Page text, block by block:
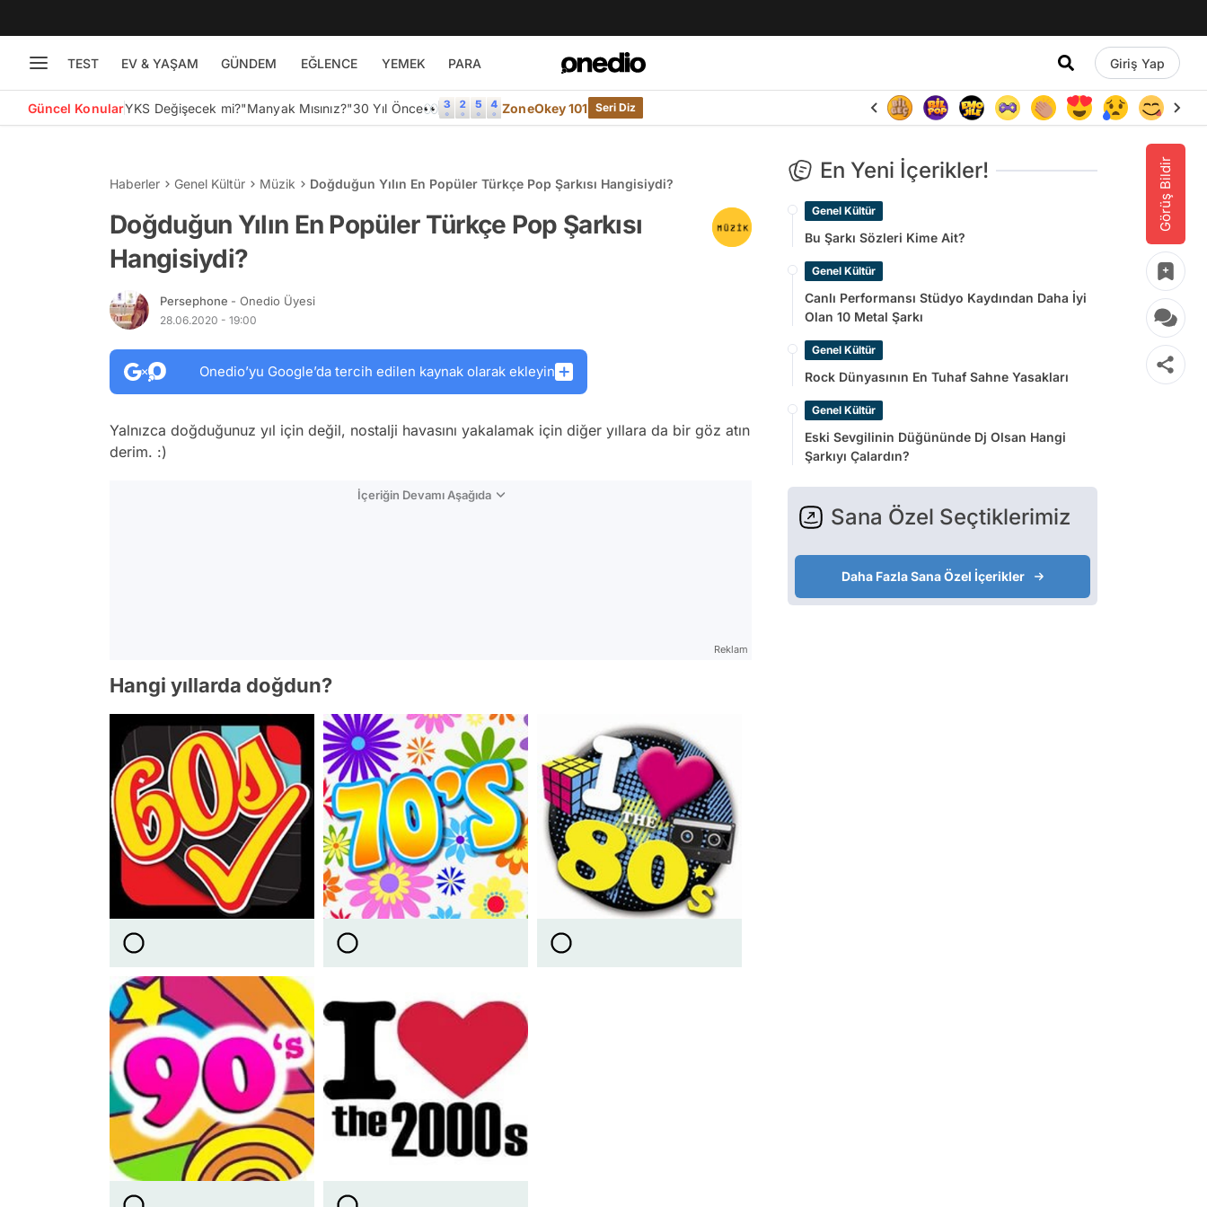
TEST EV & YAŞAM GÜNDEM EĞLENCE YEMEK PARA Giriş Yap
Güncel KonularYKS Değişecek mi?"Manyak Mısınız?"30 Yıl Önce👀 ZoneOkey 101 Seri Diz
Görüş Bildir
Haberler Genel Kültür Müzik Doğduğun Yılın En Popüler Türkçe Pop Şarkısı Hangisiydi?
Doğduğun Yılın En Popüler Türkçe Pop Şarkısı
Hangisiydi?
Persephone - Onedio Üyesi
28.06.2020 - 19:00
Onedio’yu Google’da tercih edilen kaynak olarak ekleyin
Yalnızca doğduğunuz yıl için değil, nostalji havasını yakalamak için diğer yıllara da bir göz atın
derim. :)
İçeriğin Devamı Aşağıda
Reklam
Hangi yıllarda doğdun?
En Yeni İçerikler!
Genel Kültür
Bu Şarkı Sözleri Kime Ait?
Genel Kültür
Canlı Performansı Stüdyo Kaydından Daha İyi
Olan 10 Metal Şarkı
Genel Kültür
Rock Dünyasının En Tuhaf Sahne Yasakları
Genel Kültür
Eski Sevgilinin Düğününde Dj Olsan Hangi
Şarkıyı Çalardın?
Sana Özel Seçtiklerimiz
Daha Fazla Sana Özel İçerikler